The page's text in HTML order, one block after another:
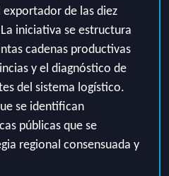
de las diez
La iniciativa se estructura
cadenas productivas
y el diagnóstico de
del sistema logístico.
se identifican
públicas que se
regional consensuada y